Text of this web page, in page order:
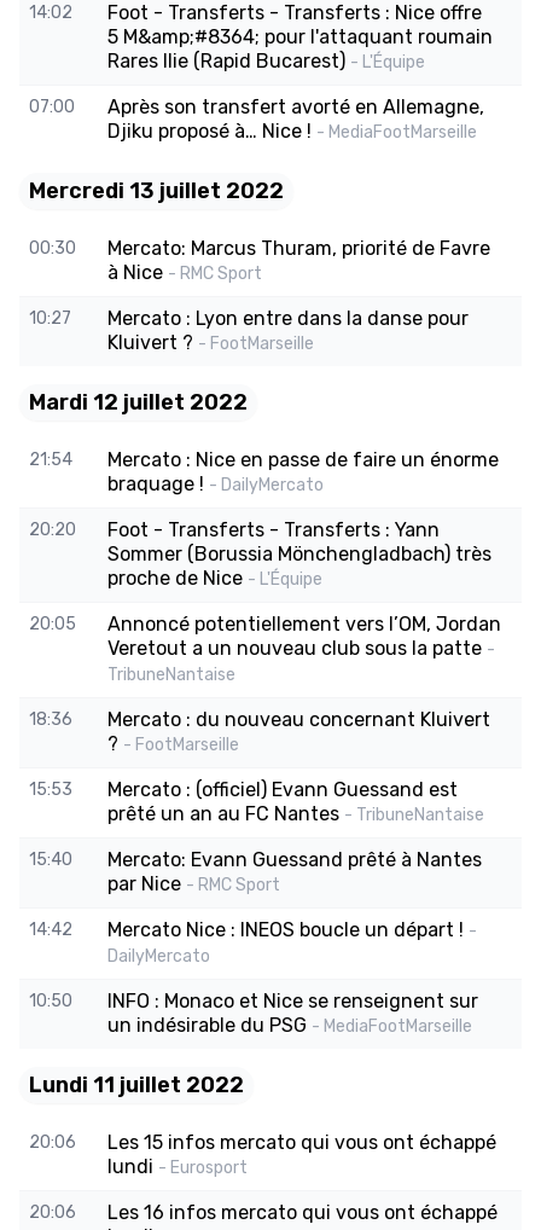
14:02
Foot - Transferts - Transferts : Nice offre
5 M&amp;#8364; pour l'attaquant roumain
Rares Ilie (Rapid Bucarest) - L'Équipe
07:00
Après son transfert avorté en Allemagne,
Djiku proposé à… Nice ! - MediaFootMarseille
Mercredi 13 juillet 2022
00:30
Mercato: Marcus Thuram, priorité de Favre
à Nice - RMC Sport
10:27
Mercato : Lyon entre dans la danse pour
Kluivert ? - FootMarseille
Mardi 12 juillet 2022
21:54
Mercato : Nice en passe de faire un énorme
braquage ! - DailyMercato
20:20
Foot - Transferts - Transferts : Yann
Sommer (Borussia Mönchengladbach) très
proche de Nice - L'Équipe
20:05
Annoncé potentiellement vers l’OM, Jordan
Veretout a un nouveau club sous la patte -
TribuneNantaise
18:36
Mercato : du nouveau concernant Kluivert
? - FootMarseille
15:53
Mercato : (officiel) Evann Guessand est
prêté un an au FC Nantes - TribuneNantaise
15:40
Mercato: Evann Guessand prêté à Nantes
par Nice - RMC Sport
14:42 Mercato Nice : INEOS boucle un départ ! -
DailyMercato
10:50
INFO : Monaco et Nice se renseignent sur
un indésirable du PSG - MediaFootMarseille
Lundi 11 juillet 2022
20:06
Les 15 infos mercato qui vous ont échappé
lundi - Eurosport
20:06
Les 16 infos mercato qui vous ont échappé